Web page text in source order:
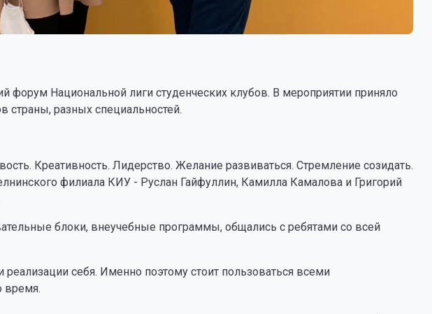
форум Национальной лиги студенческих клубов. В мероприятии приняло
страны, разных специальностей.
Креативность. Лидерство. Желание развиваться. Стремление созидать.
филиала КИУ - Руслан Гайфуллин, Камилла Камалова и Григорий
блоки, внеучебные программы, общались с ребятами со всей
реализации себя. Именно поэтому стоит пользоваться всеми
время.